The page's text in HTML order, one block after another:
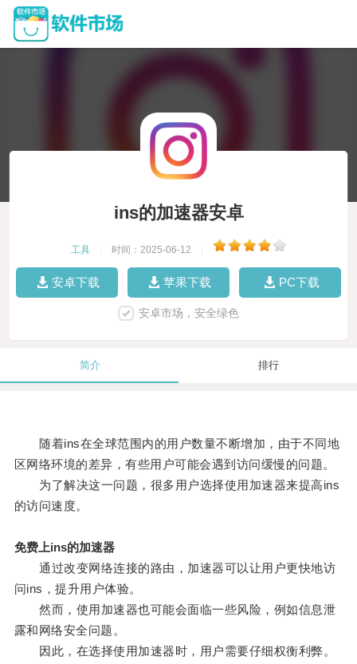
ins的加速器安卓
工具 时间：2025-06-12
安卓下载 苹果下载 PC下载
安卓市场，安全绿色
简介 排行
随着ins在全球范围内的用户数量不断增加，由于不同地
区网络环境的差异，有些用户可能会遇到访问缓慢的问题。
为了解决这一问题，很多用户选择使用加速器来提高ins
的访问速度。
免费上ins的加速器
通过改变网络连接的路由，加速器可以让用户更快地访
问ins，提升用户体验。
然而，使用加速器也可能会面临一些风险，例如信息泄
露和网络安全问题。
因此，在选择使用加速器时，用户需要仔细权衡利弊。